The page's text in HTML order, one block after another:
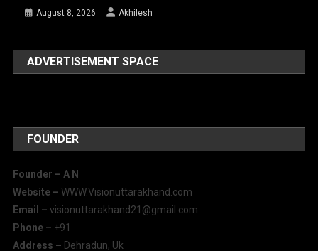
August 8, 2026 Akhilesh
ADVERTISEMENT SPACE
FOUNDER
Founder – A N
Website –WWW.Visionuttarakhand.com
Email – visionuttarakhand21@gmail.com
Phone – +91
Address – Dehradun, Uk